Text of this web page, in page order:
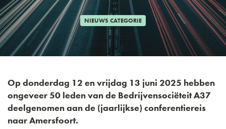
NIEUWS CATEGORIE
Op donderdag 12 en vrijdag 13 juni 2025 hebben
ongeveer 50 leden van de Bedrijvensociëteit A37
deelgenomen aan de (jaarlijkse) conferentiereis
naar Amersfoort.